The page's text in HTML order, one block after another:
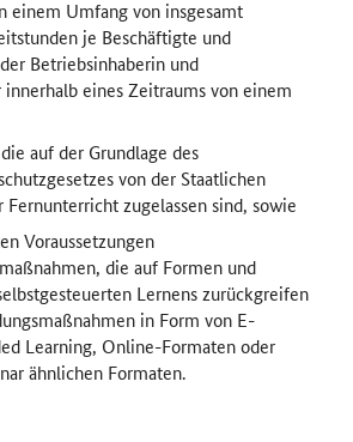
einem Umfang von insgesamt
je Beschäftigte und
Betriebsinhaberin und
innerhalb eines Zeitraums von einem
auf der Grundlage des
von der Staatlichen
zugelassen sind, sowie
Voraussetzungen
die auf Formen und
Lernens zurückgreifen
in Form von E-
Learning, Online-Formaten oder
ähnlichen Formaten.